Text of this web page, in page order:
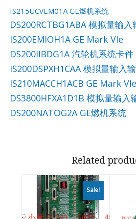
IS215UCVEM01A GE燃机系统
DS200RCTBG1ABA 模拟量输
IS200EMIOH1A GE Mark VIe
DS200IIBDG1A 汽轮机系统卡件
IS200DSPXH1CAA 模拟量输入
IS210MACCH1ACB GE Mark VIe
DS3800HFXA1D1B 模拟量输入
DS200NATOG2A GE燃机系统
Related
Sale!